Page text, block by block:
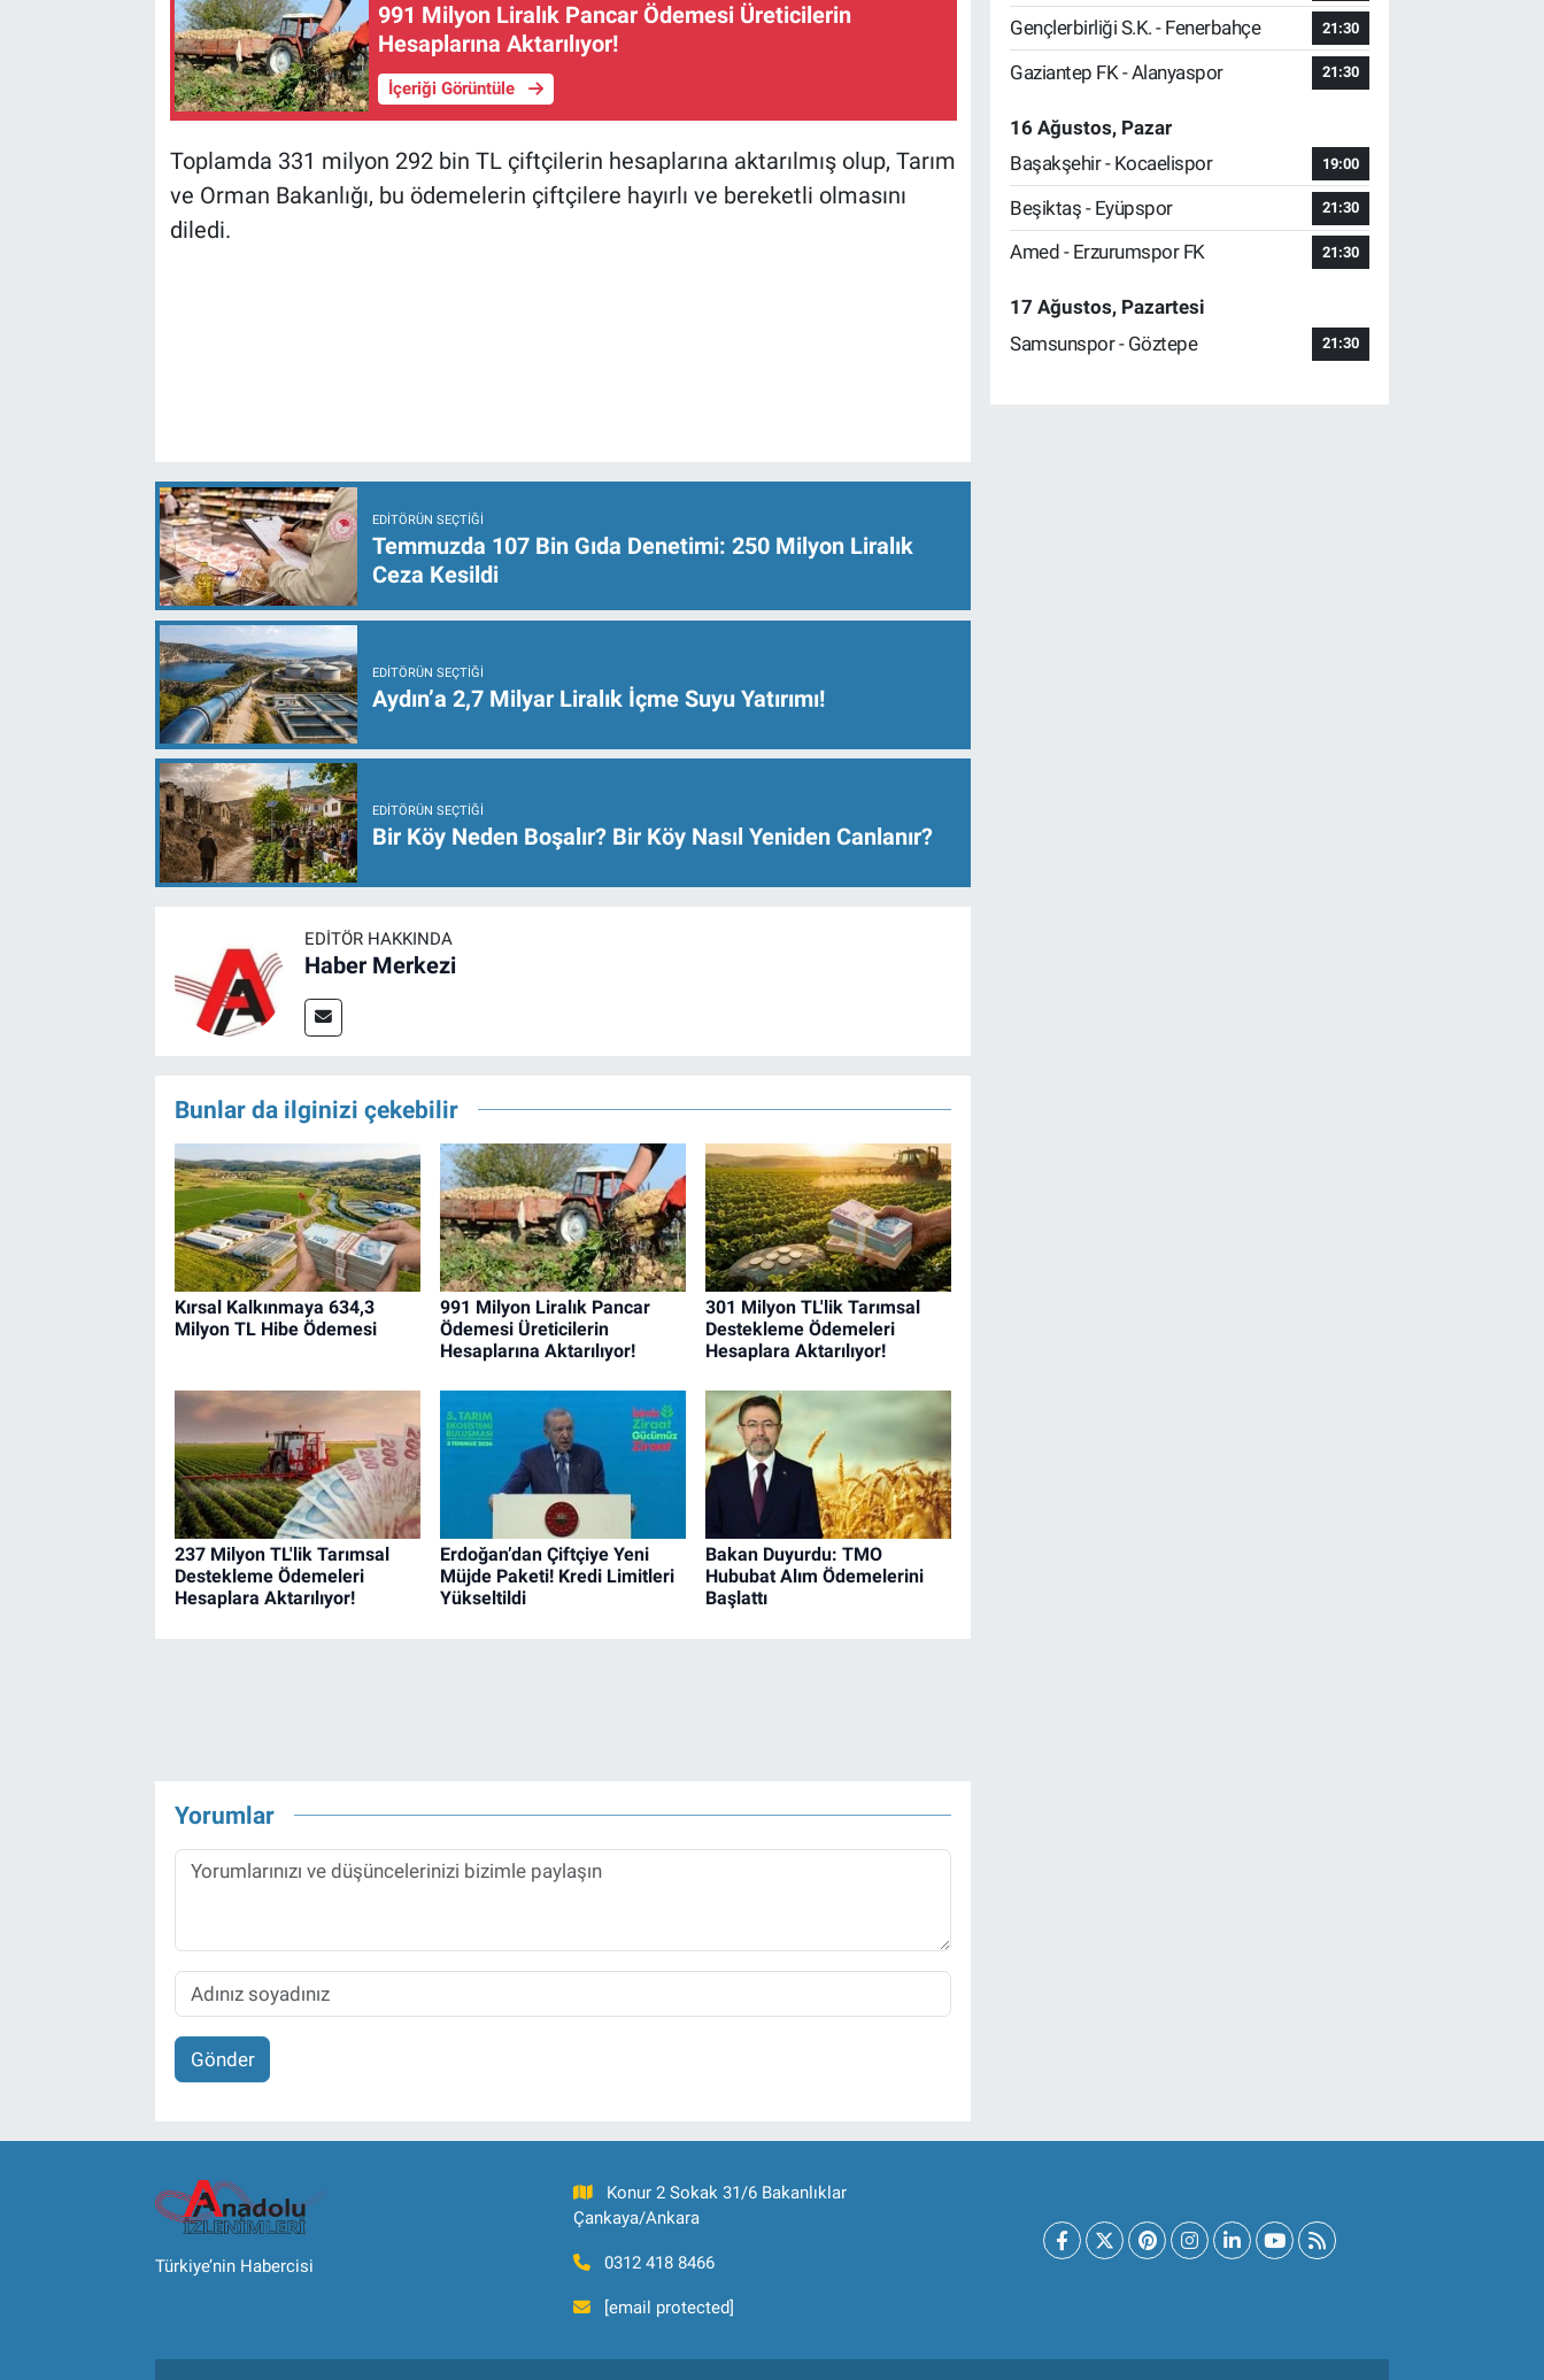
991 Milyon Liralık Pancar Ödemesi Üreticilerin
Hesaplarına Aktarılıyor!
İçeriği Görüntüle
Toplamda 331 milyon 292 bin TL çiftçilerin hesaplarına aktarılmış olup, Tarım
ve Orman Bakanlığı, bu ödemelerin çiftçilere hayırlı ve bereketli olmasını
diledi.
EDITÖRÜN SEÇTIĞI
Temmuzda 107 Bin Gıda Denetimi: 250 Milyon Liralık
Ceza Kesildi
EDITÖRÜN SEÇTIĞI
Aydın’a 2,7 Milyar Liralık İçme Suyu Yatırımı!
EDITÖRÜN SEÇTIĞI
Bir Köy Neden Boşalır? Bir Köy Nasıl Yeniden Canlanır?
EDITÖR HAKKINDA
Haber Merkezi
Bunlar da ilginizi çekebilir
Kırsal Kalkınmaya 634,3
Milyon TL Hibe Ödemesi
991 Milyon Liralık Pancar
Ödemesi Üreticilerin
Hesaplarına Aktarılıyor!
301 Milyon TL'lik Tarımsal
Destekleme Ödemeleri
Hesaplara Aktarılıyor!
237 Milyon TL'lik Tarımsal
Destekleme Ödemeleri
Hesaplara Aktarılıyor!
Erdoğan’dan Çiftçiye Yeni
Müjde Paketi! Kredi Limitleri
Yükseltildi
Bakan Duyurdu: TMO
Hububat Alım Ödemelerini
Başlattı
Yorumlar
Gönder
Gençlerbirliği S.K. - Fenerbahçe 21:30
Gaziantep FK - Alanyaspor 21:30
16 Ağustos, Pazar
Başakşehir - Kocaelispor
19:00
Beşiktaş - Eyüpspor 21:30
Amed - Erzurumspor FK 21:30
17 Ağustos, Pazartesi
Samsunspor - Göztepe
21:30
Türkiye’nin Habercisi
Konur 2 Sokak 31/6 Bakanlıklar
Çankaya/Ankara
0312 418 8466
[email protected]